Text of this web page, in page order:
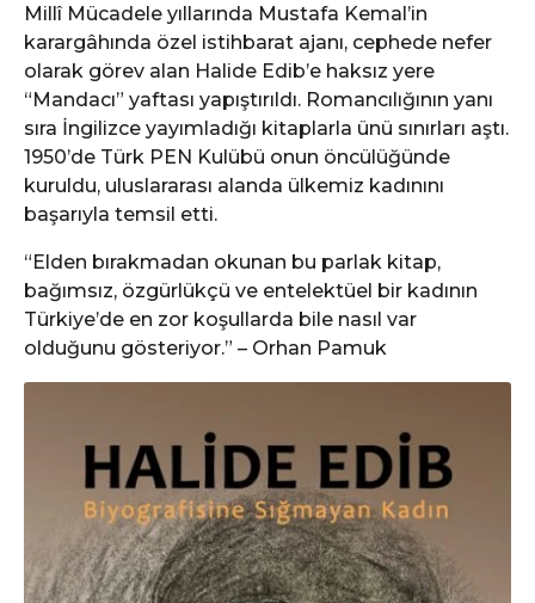
Millî Mücadele yıllarında Mustafa Kemal’in
karargâhında özel istihbarat ajanı, cephede nefer
olarak görev alan Halide Edib’e haksız yere
“Mandacı” yaftası yapıştırıldı. Romancılığının yanı
sıra İngilizce yayımladığı kitaplarla ünü sınırları aştı.
1950’de Türk PEN Kulübü onun öncülüğünde
kuruldu, uluslararası alanda ülkemiz kadınını
başarıyla temsil etti.
“Elden bırakmadan okunan bu parlak kitap,
bağımsız, özgürlükçü ve entelektüel bir kadının
Türkiye’de en zor koşullarda bile nasıl var
olduğunu gösteriyor.” – Orhan Pamuk